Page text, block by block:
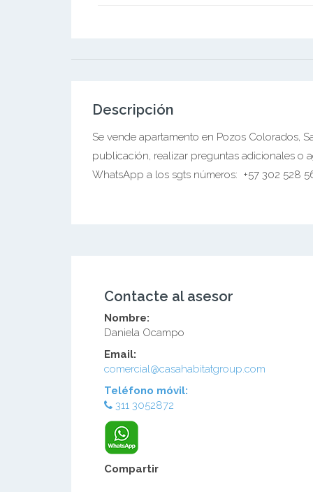
Descripción
Se vende apartamento en Pozos Colorados,
publicación, realizar preguntas adicionales o
WhatsApp a los sgts números: +57 302 528
Contacte al asesor
Nombre:
Daniela Ocampo
Email:
comercial@casahabitatgroup.com
Teléfono móvil:
311 3052872
Compartir